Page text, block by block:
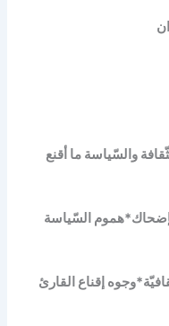
والسّياسة ما أقنع
السّياسة
إقناع القارئ